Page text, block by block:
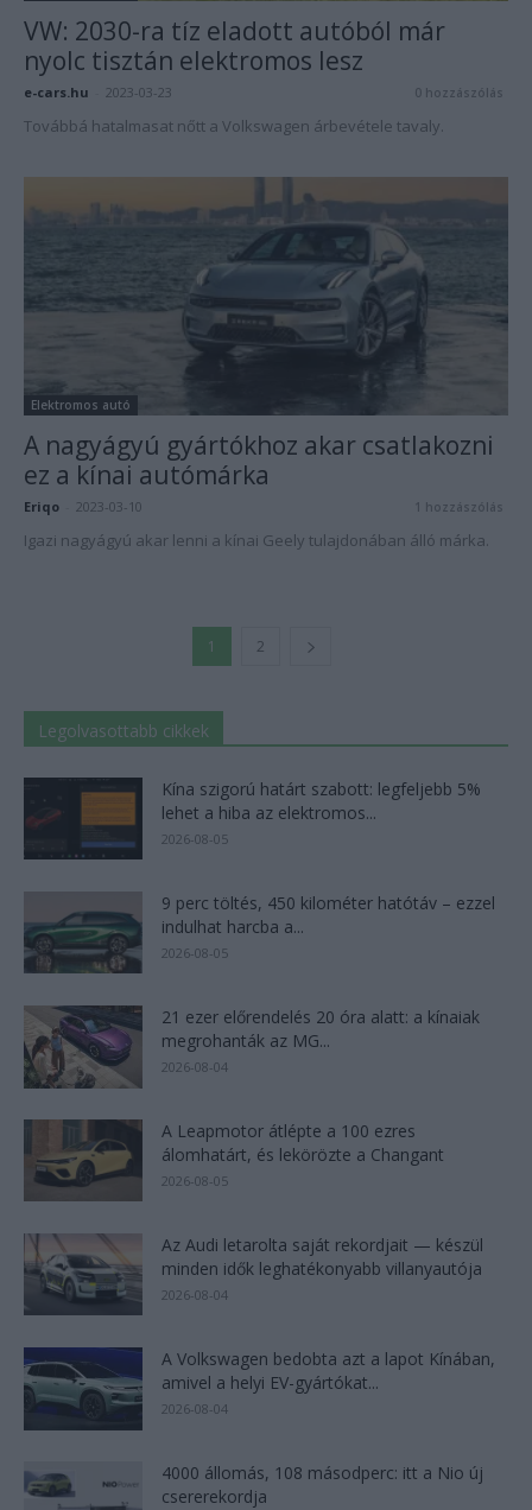
VW: 2030-ra tíz eladott autóból már
nyolc tisztán elektromos lesz
e-cars.hu 2023-03-23 0 hozzászólás
Továbbá hatalmasat nőtt a Volkswagen árbevétele tavaly.
Elektromos autó
A nagyágyú gyártókhoz akar csatlakozni
ez a kínai autómárka
Eriqo 2023-03-10 1 hozzászólás
Igazi nagyágyú akar lenni a kínai Geely tulajdonában álló márka.
1 2
Legolvasottabb cikkek
Kína szigorú határt szabott: legfeljebb 5%
lehet a hiba az elektromos...
2026-08-05
9 perc töltés, 450 kilométer hatótáv – ezzel
indulhat harcba a...
2026-08-05
21 ezer előrendelés 20 óra alatt: a kínaiak
megrohanták az MG...
2026-08-04
A Leapmotor átlépte a 100 ezres
álomhatárt, és lekörözte a Changant
2026-08-05
Az Audi letarolta saját rekordjait — készül
minden idők leghatékonyabb villanyautója
2026-08-04
A Volkswagen bedobta azt a lapot Kínában,
amivel a helyi EV-gyártókat...
2026-08-04
4000 állomás, 108 másodperc: itt a Nio új
csererekordja